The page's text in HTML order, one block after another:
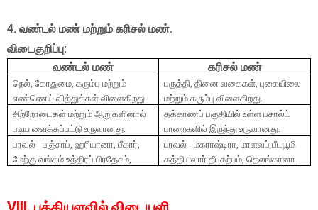
4. வண்டல் மண் மற்றும் கரிசல் மண்.
விடைகுறிப்பு:
வண்டல் மண்
கரிசல் மண்
நெல்,கோதுமை,கரும்பு மற்றும்
எண்ணெய் வித்துக்கள் விளைகிறது.
பருத்தி,தினை வகைகள்,புகையிலை
மற்றும் கரும்பு விளைகிறது.
சிற்றோடைகள் மற்றும் ஆறுகளினால்
படிய வைக்கப்பட்டு உருவானது.
தக்காணப் பகுதியில் உள்ள பசால்ட்
பாறைகளில் இருந்து உருவானது.
பரவல் - பஞ்சாப்,ஹரியானா,பீகார்,
மேற்கு வங்கம் உத்திரப் பிரதேசம்,
பரவல் - மகராஷ்டிரா,மாளவப் பீடபூமி
கத்தியவார் தீபகற்பம்,தெலங்கானா.